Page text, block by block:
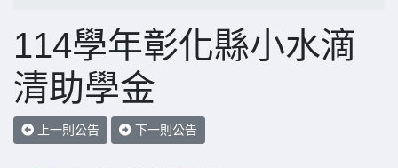
114學年彰化縣小水滴
清助學金
上一則公告 下一則公告